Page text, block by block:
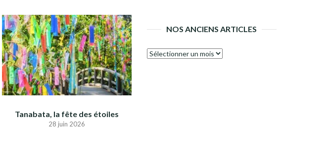
Tanabata, la fête des étoiles
28 juin 2026
NOS ANCIENS ARTICLES
Nos